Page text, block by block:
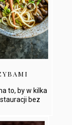
to, by w kilka
bez